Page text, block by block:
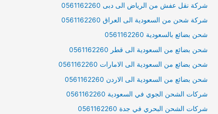
شركة نقل عفش من الرياض الى دبى 0561162260
شركة شحن من السعودية الى العراق 0561162260
شحن بضائع بالسعودية 0561162260
شحن بضائع من السعودية الى قطر 0561162260
شحن بضائع من السعودية الى الامارات 0561162260
شحن بضائع من السعودية الى الاردن 0561162260
شركات الشحن الجوي في السعودية 0561162260
شركات الشحن البحري في جدة 0561162260